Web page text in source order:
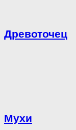
Древоточец
Мухи